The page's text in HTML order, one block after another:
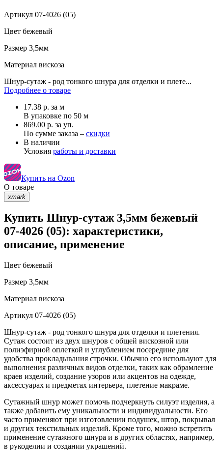
Артикул 07-4026 (05)
Цвет бежевый
Размер 3,5мм
Материал вискоза
Шнур-сутаж - род тонкого шнура для отделки и плете...
Подробнее о товаре
17.38 р. за м
В упаковке по 50 м
869.00 р. за уп.
По сумме заказа – скидки
В наличии
Условия работы и доставки
Купить на Ozon
О товаре
xmark
Купить Шнур-сутаж 3,5мм бежевый
07-4026 (05): характеристики,
описание, применение
Цвет бежевый
Размер 3,5мм
Материал вискоза
Артикул 07-4026 (05)
Шнур-сутаж - род тонкого шнура для отделки и плетения.
Сутаж состоит из двух шнуров с общей вискозной или
полиэфирной оплеткой и углублением посередине для
удобства прокладывания строчки. Обычно его используют для
выполнения различных видов отделки, таких как обрамление
краев изделий, создание узоров или акцентов на одежде,
аксессуарах и предметах интерьера, плетение макраме.
Сутажный шнур может помочь подчеркнуть силуэт изделия, а
также добавить ему уникальности и индивидуальности. Его
часто применяют при изготовлении подушек, штор, покрывал
и других текстильных изделий. Кроме того, можно встретить
применение сутажного шнура и в других областях, например,
в рукоделии и создании украшений.